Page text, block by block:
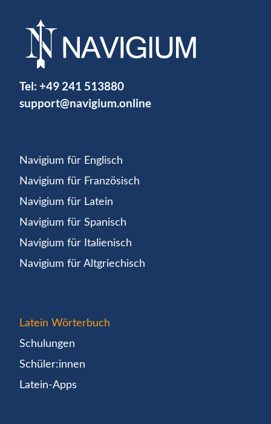
Tel: +49 241 513880
support@navigium.online
Navigium für Englisch
Navigium für Französisch
Navigium für Latein
Navigium für Spanisch
Navigium für Italienisch
Navigium für Altgriechisch
Latein Wörterbuch
Schulungen
Schüler:innen
Latein-Apps